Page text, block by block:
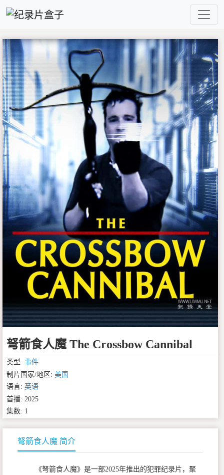
弩箭食人魔 The Crossbow Cannibal
类型: 事件
制片国家/地区: 美国
语言: 英语
首播: 2025
集数: 1
弩箭食人魔 简介
《弩箭食人魔》是一部2025年推出的犯罪纪录片，聚